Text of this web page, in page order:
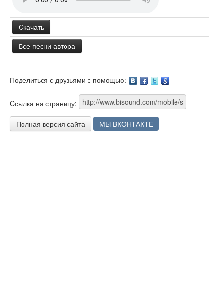
Скачать
Все песни автора
Поделиться с друзьями с помощью:
Cсылка на страницу:
Полная версия сайта МЫ ВКОНТАКТЕ